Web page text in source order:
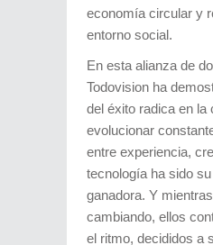
economía circular y
entorno social.
En esta alianza de
Todovision ha
del éxito radica en la
evolucionar
entre experiencia,
tecnología ha sido
ganadora. Y
cambiando, ellos
el ritmo, decididos a